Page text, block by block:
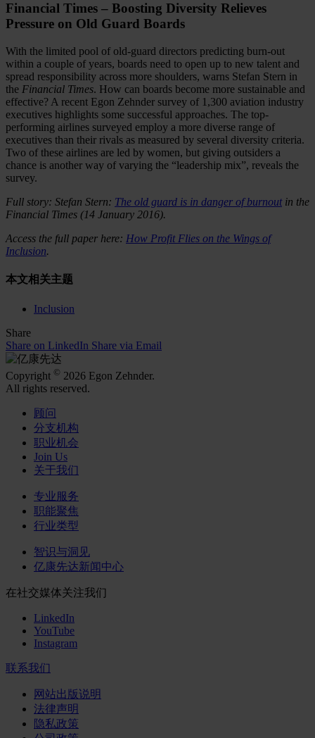
Financial Times – Boosting Diversity Relieves
Pressure on Old Guard Boards
With the limited pool of old-guard directors predicting burn-out
within a couple of years, boards need to open up to new talent and
spread responsibility across more shoulders, warns Stefan Stern in
the Financial Times. How can boards become more sustainable and
effective? A recent Egon Zehnder survey of 1,300 aviation industry
executives highlights some successful approaches. The top-
performing airlines surveyed employ a more diverse range of
executives than their rivals as measured by several diversity criteria.
Two of these airlines are led by women, but giving outsiders a
chance is another way of varying the “leadership mix”, reveals the
survey.
Full story: Stefan Stern: The old guard is in danger of burnoutin the
Financial Times (14 January 2016).
Access the full paper here: How Profit Flies on the Wings of
Inclusion.
本文相关主题
Inclusion
Share
Share on LinkedIn Share via Email
Copyright © 2026 Egon Zehnder.
All rights reserved.
顾问
分支机构
职业机会
Join Us
关于我们
专业服务
职能聚焦
行业类型
智识与洞见
亿康先达新闻中心
在社交媒体关注我们
LinkedIn
YouTube
Instagram
联系我们
网站出版说明
法律声明
隐私政策